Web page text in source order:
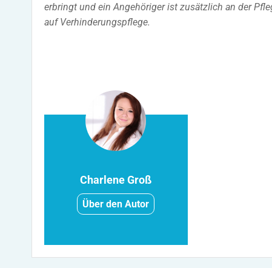
erbringt und ein Angehöriger ist zusätzlich an der
auf Verhinderungspflege.
Charlene Groß
Über den Autor